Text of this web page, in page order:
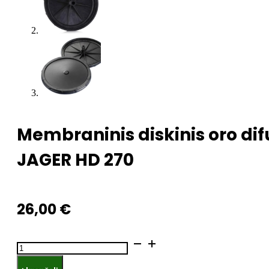
Membraninis diskinis oro
JAGER HD 270
26,00€
produkto
kiekis: